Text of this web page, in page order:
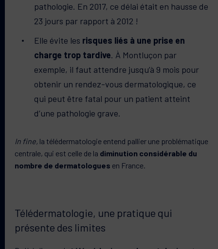
pathologie. En 2017, ce délai était en hausse de
23 jours par rapport à 2012 !
Elle évite les risques liés à une prise en
charge trop tardive. À Montluçon par
exemple, il faut attendre jusqu’à 9 mois pour
obtenir un rendez-vous dermatologique, ce
qui peut être fatal pour un patient atteint
d’une pathologie grave.
In fine, la télédermatologie entend pallier une problématique
centrale, qui est celle de la diminution considérable du
nombre de dermatologues en France.
Télédermatologie, une pratique qui
présente des limites